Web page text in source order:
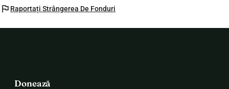
flag Raportați Strângerea De Fonduri
Donează